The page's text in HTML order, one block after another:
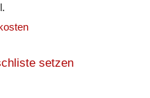
setzen